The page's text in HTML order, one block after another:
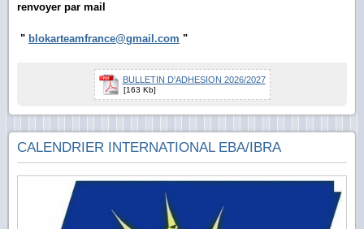
renvoyer par mail
" blokarteamfrance@gmail.com "
BULLETIN D'ADHESION 2026/2027
[163 Kb]
CALENDRIER INTERNATIONAL EBA/IBRA